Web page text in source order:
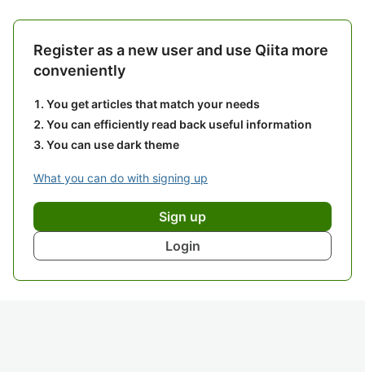
Register as a new user and use Qiita more
conveniently
You get articles that match your needs
You can efficiently read back useful information
You can use dark theme
What you can do with signing up
Sign up
Login